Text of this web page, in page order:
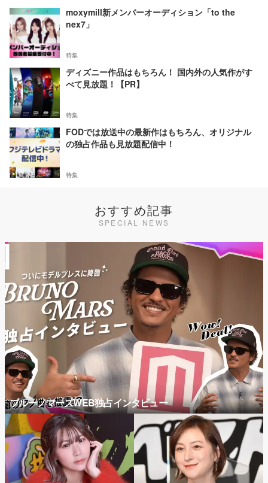
moxymill新メンバーオーディション「to the
nex7」
特集
ディズニー作品はもちろん！ 国内外の人気作がす
べて見放題！【PR】
特集
FODでは放送中の最新作はもちろん、オリジナル
の独占作品も見放題配信中！
特集
おすすめ記事
SPECIAL NEWS
ブルーノマーズWEB独占インタビュー